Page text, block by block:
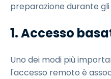
preparazione durante gli
1. Accesso
Uno dei modi più
l'accesso remoto è